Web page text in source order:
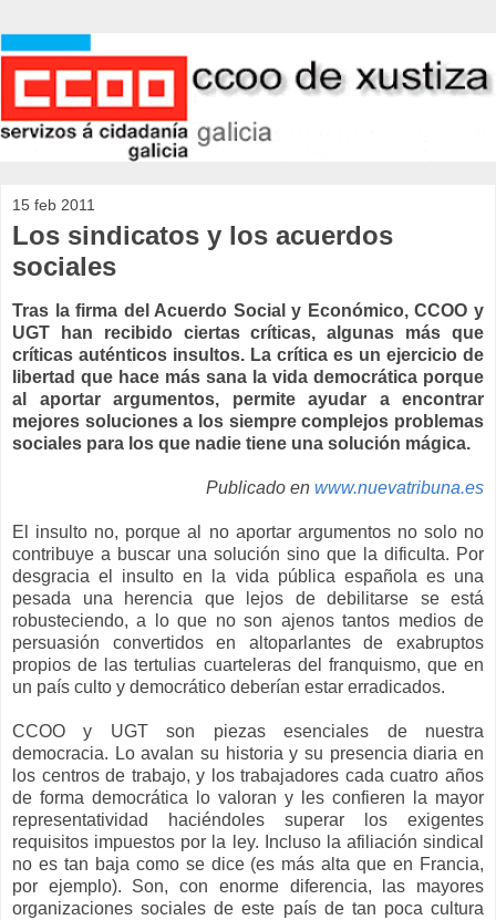
15 feb 2011
Los sindicatos y los acuerdos
sociales
Tras la firma del Acuerdo Social y Económico, CCOO y
UGT han recibido ciertas críticas, algunas más que
críticas auténticos insultos. La crítica es un ejercicio de
libertad que hace más sana la vida democrática porque
al aportar argumentos, permite ayudar a encontrar
mejores soluciones a los siempre complejos problemas
sociales para los que nadie tiene una solución mágica.
Publicado en www.nuevatribuna.es
El insulto no, porque al no aportar argumentos no solo no
contribuye a buscar una solución sino que la dificulta. Por
desgracia el insulto en la vida pública española es una
pesada una herencia que lejos de debilitarse se está
robusteciendo, a lo que no son ajenos tantos medios de
persuasión convertidos en altoparlantes de exabruptos
propios de las tertulias cuarteleras del franquismo, que en
un país culto y democrático deberían estar erradicados.
CCOO y UGT son piezas esenciales de nuestra
democracia. Lo avalan su historia y su presencia diaria en
los centros de trabajo, y los trabajadores cada cuatro años
de forma democrática lo valoran y les confieren la mayor
representatividad haciéndoles superar los exigentes
requisitos impuestos por la ley. Incluso la afiliación sindical
no es tan baja como se dice (es más alta que en Francia,
por ejemplo). Son, con enorme diferencia, las mayores
organizaciones sociales de este país de tan poca cultura